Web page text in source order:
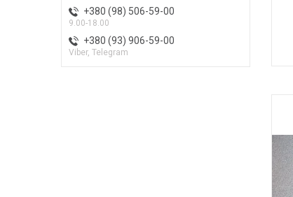
+380 (98) 506-59-00
9.00-18.00
+380 (93) 906-59-00
Viber, Telegram